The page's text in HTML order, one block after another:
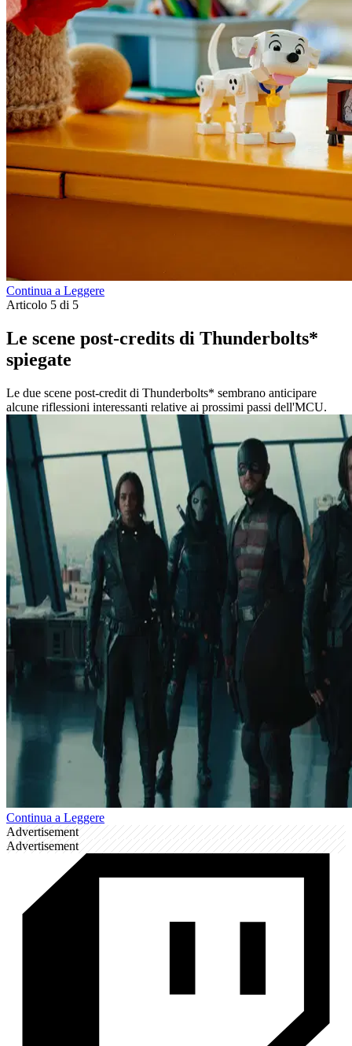
Continua a Leggere
Articolo 5 di 5
Le scene post-credits di Thunderbolts*
spiegate
Le due scene post-credit di Thunderbolts* sembrano anticipare
alcune riflessioni interessanti relative ai prossimi passi dell'MCU.
Continua a Leggere
Advertisement
Advertisement